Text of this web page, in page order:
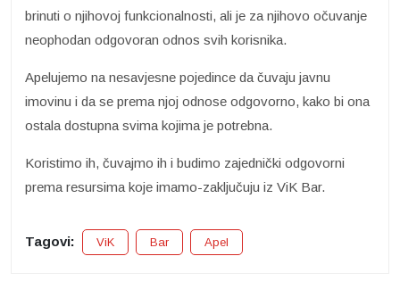
brinuti o njihovoj funkcionalnosti, ali je za njihovo očuvanje
neophodan odgovoran odnos svih korisnika.
Apelujemo na nesavjesne pojedince da čuvaju javnu
imovinu i da se prema njoj odnose odgovorno, kako bi ona
ostala dostupna svima kojima je potrebna.
Koristimo ih, čuvajmo ih i budimo zajednički odgovorni
prema resursima koje imamo-zaključuju iz ViK Bar.
Tagovi: ViK Bar Apel